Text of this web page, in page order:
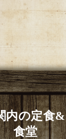
内の定食
食堂